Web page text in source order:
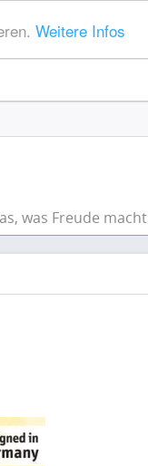
Weitere Infos
was Freude macht